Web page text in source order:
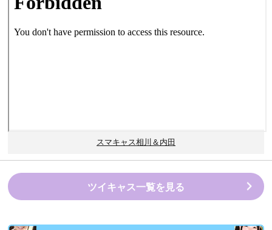
スマキャス相川＆内田
ツイキャス一覧を見る